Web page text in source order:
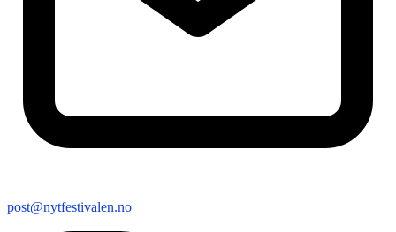
post@nytfestivalen.no